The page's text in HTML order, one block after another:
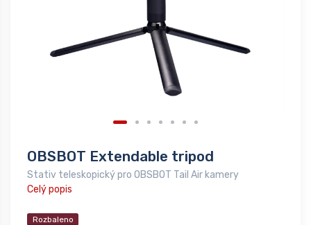
OBSBOT Extendable tripod
Stativ teleskopický pro OBSBOT Tail Air kamery
Celý popis
Rozbaleno